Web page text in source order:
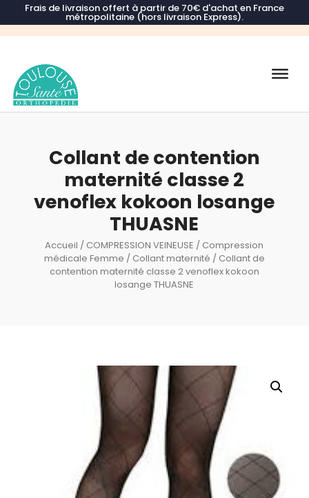
Frais de livraison offert à partir de 70€ d'achat en France
métropolitaine (hors livraison Express).
Recherche
Collant de contention
maternité classe 2
venoflex kokoon losange
THUASNE
Accueil / COMPRESSION VEINEUSE / Compression
médicale Femme / Collant maternité / Collant de
contention maternité classe 2 venoflex kokoon
losange THUASNE